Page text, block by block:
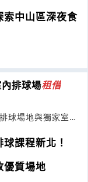
索中山區深夜食
排球場租借
球場地與獨家室內
課程新北！
優質場地